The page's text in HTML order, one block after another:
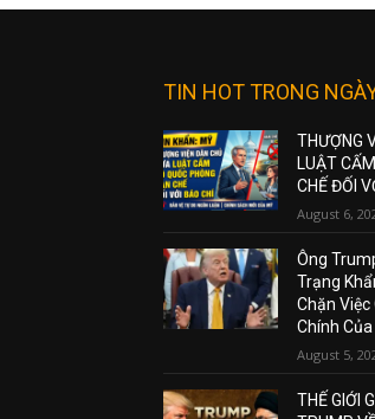
TIN HOT TRONG
THƯỢNG
LUẬT
CHẾ ĐỐI
August 6,
Ông
Trạng
Chặn Việc
Chính
August 5,
THẾ GIỚI